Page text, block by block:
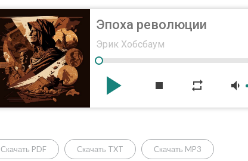
Эпоха революции
Эрик Хобсбаум
play_arrow stop repeat volume_down
Скачать PDF Скачать TXT Скачать MP3